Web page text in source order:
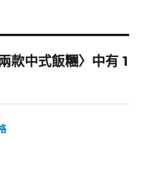
款中式飯糰〉中有 1
表